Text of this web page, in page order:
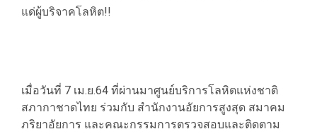
แด่ผู้บริจาคโลหิต!!
เมื่อวันที่ 7 เม.ย.64 ที่ผ่านมาศูนย์บริการโลหิตแห่งชาติ
สภากาชาดไทย ร่วมกับ สำนักงานอัยการสูงสุด สมาคม
ภริยาอัยการ และคณะกรรมการตรวจสอบและติดตาม